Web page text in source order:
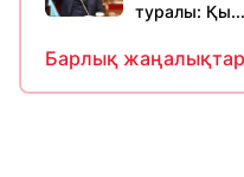
туралы: Қы...
Барлық жаңалықтар